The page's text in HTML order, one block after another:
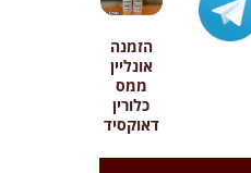
הזמנה
אונליין
ממס
כלורין
דאוקסיד